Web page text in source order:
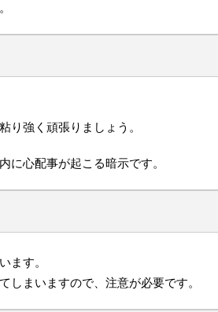
り強く頑張りましょう。
に心配事が起こる暗示です。
ます。
しまいますので、注意が必要です。